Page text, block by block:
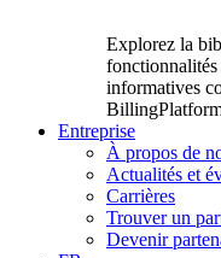
Explorez la
fonctionnalités
informatives
Entreprise
À propos de
Actualités et
Carrières
Trouver un
Devenir